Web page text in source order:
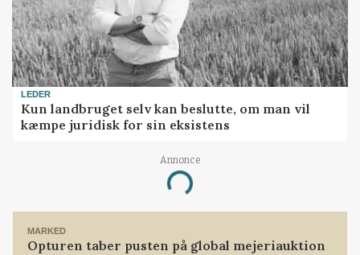
LEDER
Kun landbruget selv kan beslutte, om man vil
kæmpe juridisk for sin eksistens
Annonce
Loading...
MARKED
Opturen taber pusten på global mejeriauktion